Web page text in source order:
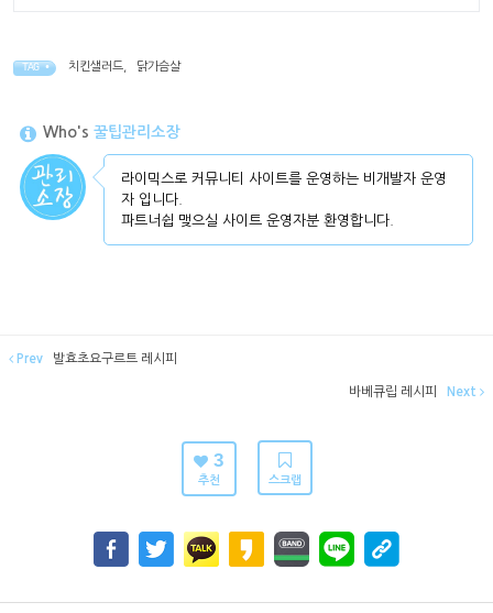
TAG • 치킨샐러드 닭가슴살
Who's 꿀팁관리소장
라이믹스로 커뮤니티 사이트를 운영하는 비개발자 운영
자 입니다.
파트너쉽 맺으실 사이트 운영자분 환영합니다.
Prev 발효초요구르트 레시피
바베큐립 레시피 Next
3
추천 스크랩